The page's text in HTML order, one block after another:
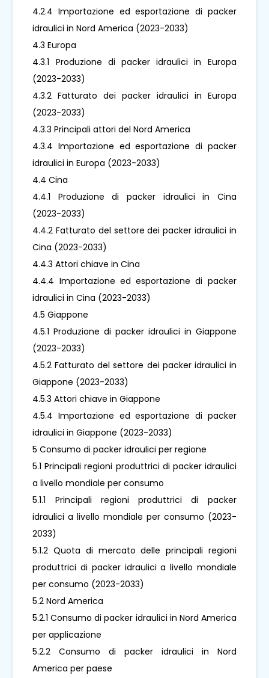
4.2.4 Importazione ed esportazione di packer
idraulici in Nord America (2023-2033)
4.3 Europa
4.3.1 Produzione di packer idraulici in Europa
(2023-2033)
4.3.2 Fatturato dei packer idraulici in Europa
(2023-2033)
4.3.3 Principali attori del Nord America
4.3.4 Importazione ed esportazione di packer
idraulici in Europa (2023-2033)
4.4 Cina
4.4.1 Produzione di packer idraulici in Cina
(2023-2033)
4.4.2 Fatturato del settore dei packer idraulici in
Cina (2023-2033)
4.4.3 Attori chiave in Cina
4.4.4 Importazione ed esportazione di packer
idraulici in Cina (2023-2033)
4.5 Giappone
4.5.1 Produzione di packer idraulici in Giappone
(2023-2033)
4.5.2 Fatturato del settore dei packer idraulici in
Giappone (2023-2033)
4.5.3 Attori chiave in Giappone
4.5.4 Importazione ed esportazione di packer
idraulici in Giappone (2023-2033)
5 Consumo di packer idraulici per regione
5.1 Principali regioni produttrici di packer idraulici
a livello mondiale per consumo
5.1.1 Principali regioni produttrici di packer
idraulici a livello mondiale per consumo (2023-
2033)
5.1.2 Quota di mercato delle principali regioni
produttrici di packer idraulici a livello mondiale
per consumo (2023-2033)
5.2 Nord America
5.2.1 Consumo di packer idraulici in Nord America
per applicazione
5.2.2 Consumo di packer idraulici in Nord
America per paese